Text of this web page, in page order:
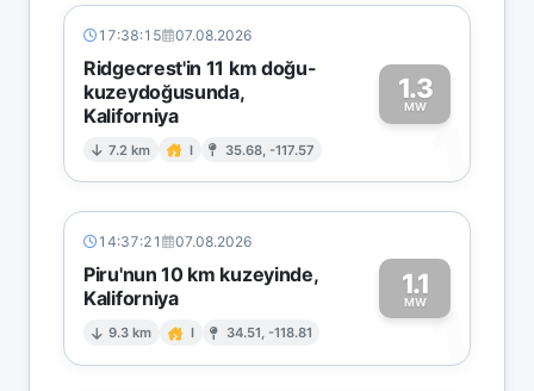
17:38:15 07.08.2026
Ridgecrest'in 11 km doğu-
kuzeydoğusunda,
Kaliforniya
7.2 km I 35.68, -117.57
1.3
MW
1
14:37:21 07.08.2026
Piru'nun 10 km kuzeyinde,
Kaliforniya
9.3 km I 34.51, -118.81
1.1
MW1